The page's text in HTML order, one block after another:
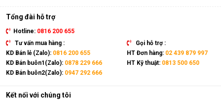
Tổng đài hỗ trợ
Hotline: 0816 200 655
Tư vấn mua hàng :
KD Bán lẻ (Zalo): 0816 200 655
KD Bán buôn1(Zalo): 0878 229 666
KD Bán buôn2(Zalo): 0947 292 666
Gọi hỗ trợ :
HT Đơn hàng: 02 439 879 997
HT Kỹ thuật: 0813 500 650
Kết nối với chúng tôi